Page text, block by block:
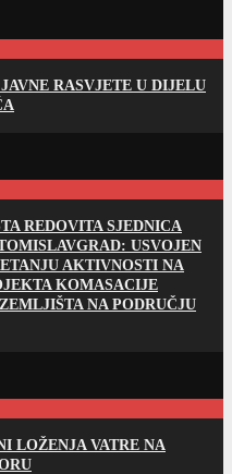
RASVJETE U DIJELU
REDOVITA SJEDNICA
USVOJEN
AKTIVNOSTI NA
KOMASACIJE
NA PODRUČJU
LOŽENJA VATRE NA